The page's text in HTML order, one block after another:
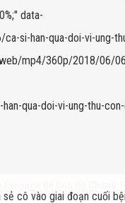
data-
si-han-qua-doi-vi-ung-
mp4/360p/2018/06/
qua-doi-vi-ung-thu-con-
sẻ cô vào giai đoạn cuối